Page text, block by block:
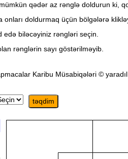
qədər az rənglə doldurun ki,
onları doldurmaq üçün bölgələrə
edə biləcəyiniz rəngləri seçin.
rənglərin sayı göstərilməyib.
Karibu Müsabiqələri ©